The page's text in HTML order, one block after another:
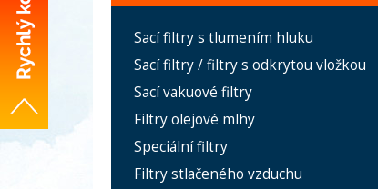
+420 281 981 055
info@energoekonom.cz
Wolkerova 433
CZ-250 82 Úvaly
Sací filtry s tlumením hluku
Sací filtry / filtry s odkrytou vložkou
Sací vakuové filtry
Filtry olejové mlhy
Speciální filtry
Filtry stlačeného vzduchu